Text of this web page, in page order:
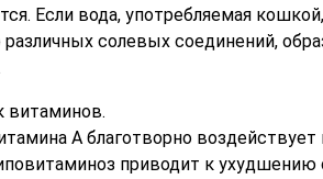
Если вода, употребляемая
различных солевых соединений,
витаминов.
А благотворно воздействует
приводит к ухудшению